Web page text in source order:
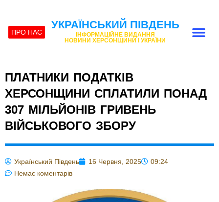
ПРО НАС
УКРАЇНСЬКИЙ ПІВДЕНЬ
ІНФОРМАЦІЙНЕ ВИДАННЯ
НОВИНИ ХЕРСОНЩИНИ І УКРАЇНИ
ПЛАТНИКИ ПОДАТКІВ
ХЕРСОНЩИНИ СПЛАТИЛИ ПОНАД
307 МІЛЬЙОНІВ ГРИВЕНЬ
ВІЙСЬКОВОГО ЗБОРУ
Український Південь 16 Червня, 2025
09:24
Немає коментарів